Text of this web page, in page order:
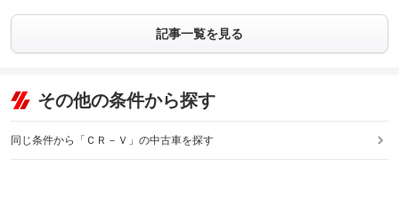
記事一覧を見る
その他の条件から探す
同じ条件から「ＣＲ－Ｖ」の中古車を探す